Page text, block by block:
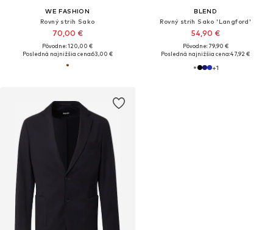
WE FASHION
Rovný strih Sako
70,00 €
Pôvodne: 120,00 €
Posledná najnižšia cena:63,00 €
BLEND
Rovný strih Sako 'Langford'
54,90 €
Pôvodne: 79,90 €
Posledná najnižšia cena:47,92 €
+1